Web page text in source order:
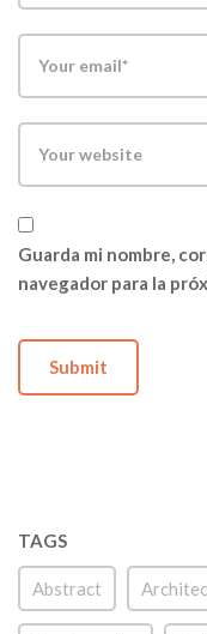
Guarda mi nombre,
navegador para la
TAGS
Abstract